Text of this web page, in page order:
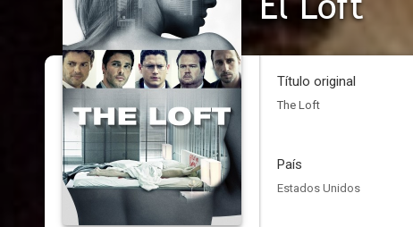
Título original
The Loft
País
Estados Unidos